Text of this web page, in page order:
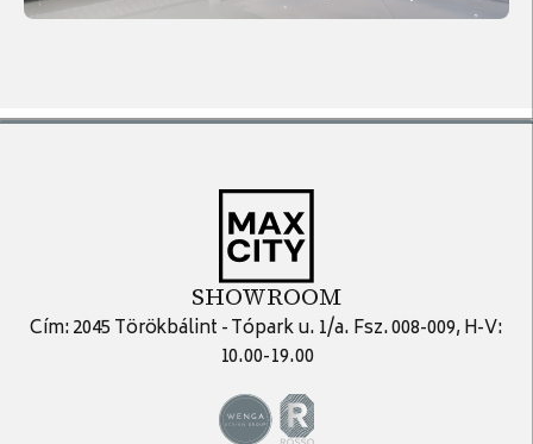
SHOWROOM
Cím: 2045 Törökbálint - Tópark u. 1/a. Fsz. 008-009, H-V:
10.00-19.00